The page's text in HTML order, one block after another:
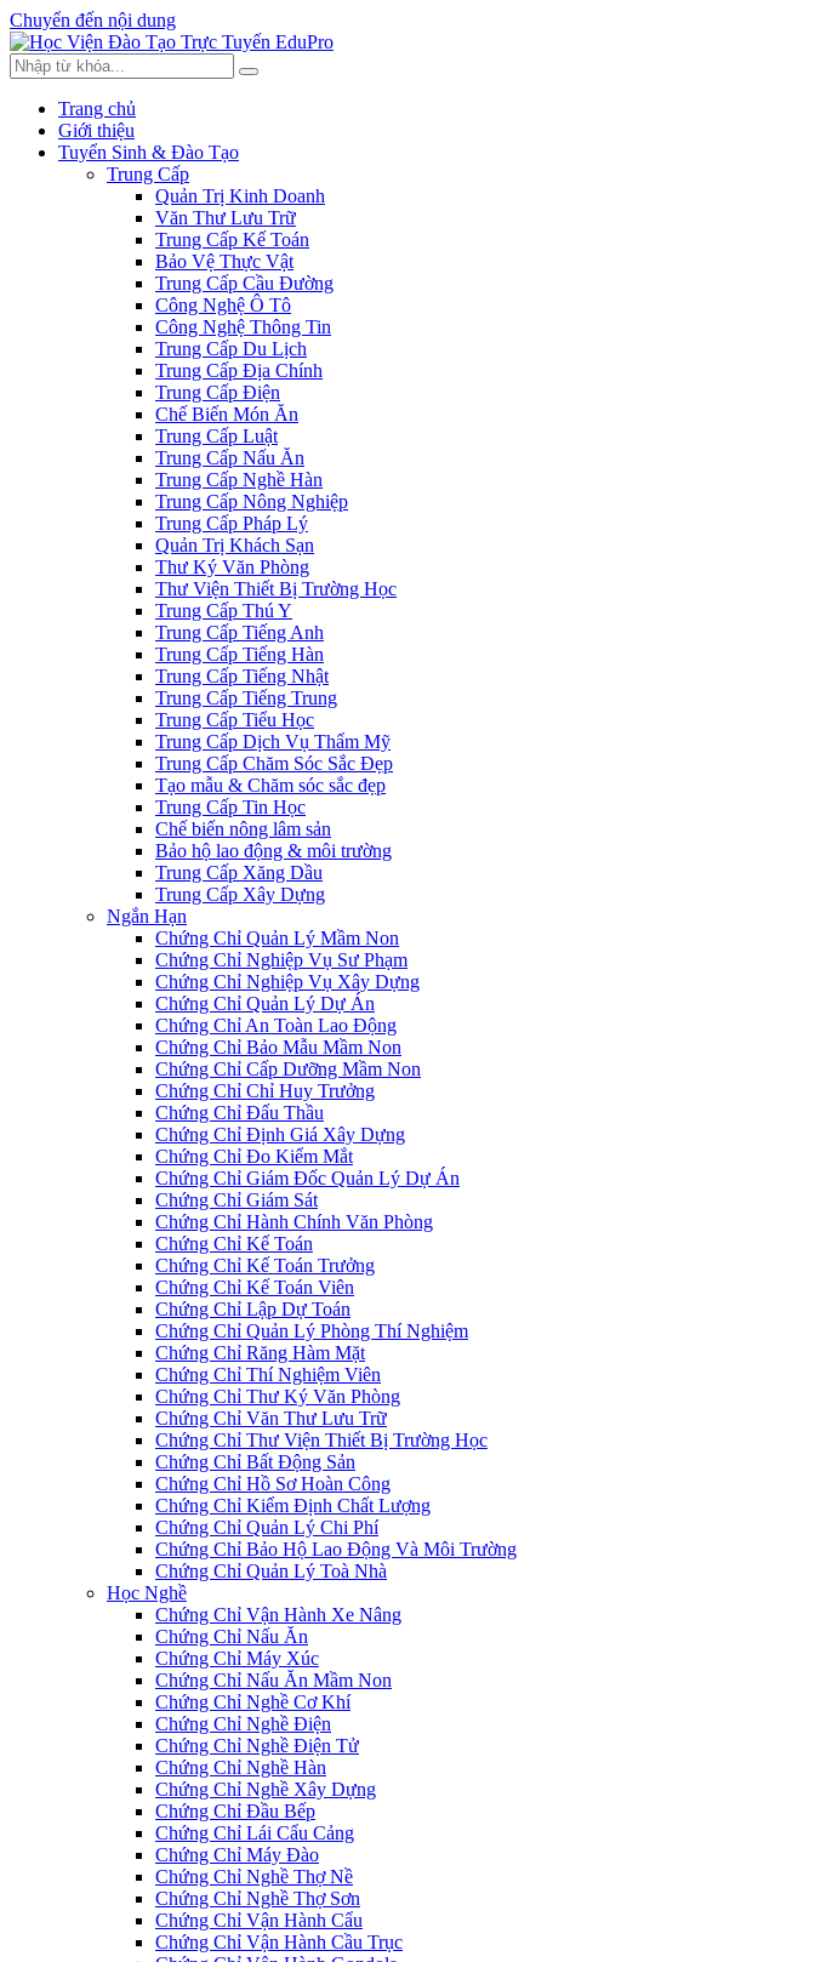
Chuyển đến nội dung
Trang chủ
Giới thiệu
Tuyển Sinh & Đào Tạo
Trung Cấp
Quản Trị Kinh Doanh
Văn Thư Lưu Trữ
Trung Cấp Kế Toán
Bảo Vệ Thực Vật
Trung Cấp Cầu Đường
Công Nghệ Ô Tô
Công Nghệ Thông Tin
Trung Cấp Du Lịch
Trung Cấp Địa Chính
Trung Cấp Điện
Chế Biến Món Ăn
Trung Cấp Luật
Trung Cấp Nấu Ăn
Trung Cấp Nghề Hàn
Trung Cấp Nông Nghiệp
Trung Cấp Pháp Lý
Quản Trị Khách Sạn
Thư Ký Văn Phòng
Thư Viện Thiết Bị Trường Học
Trung Cấp Thú Y
Trung Cấp Tiếng Anh
Trung Cấp Tiếng Hàn
Trung Cấp Tiếng Nhật
Trung Cấp Tiếng Trung
Trung Cấp Tiểu Học
Trung Cấp Dịch Vụ Thẩm Mỹ
Trung Cấp Chăm Sóc Sắc Đẹp
Tạo mẫu & Chăm sóc sắc đẹp
Trung Cấp Tin Học
Chế biến nông lâm sản
Bảo hộ lao động & môi trường
Trung Cấp Xăng Dầu
Trung Cấp Xây Dựng
Ngắn Hạn
Chứng Chỉ Quản Lý Mầm Non
Chứng Chỉ Nghiệp Vụ Sư Phạm
Chứng Chỉ Nghiệp Vụ Xây Dựng
Chứng Chỉ Quản Lý Dự Án
Chứng Chỉ An Toàn Lao Động
Chứng Chỉ Bảo Mẫu Mầm Non
Chứng Chỉ Cấp Dưỡng Mầm Non
Chứng Chỉ Chỉ Huy Trưởng
Chứng Chỉ Đấu Thầu
Chứng Chỉ Định Giá Xây Dựng
Chứng Chỉ Đo Kiểm Mắt
Chứng Chỉ Giám Đốc Quản Lý Dự Án
Chứng Chỉ Giám Sát
Chứng Chỉ Hành Chính Văn Phòng
Chứng Chỉ Kế Toán
Chứng Chỉ Kế Toán Trưởng
Chứng Chỉ Kế Toán Viên
Chứng Chỉ Lập Dự Toán
Chứng Chỉ Quản Lý Phòng Thí Nghiệm
Chứng Chỉ Răng Hàm Mặt
Chứng Chỉ Thí Nghiệm Viên
Chứng Chỉ Thư Ký Văn Phòng
Chứng Chỉ Văn Thư Lưu Trữ
Chứng Chỉ Thư Viện Thiết Bị Trường Học
Chứng Chỉ Bất Động Sản
Chứng Chỉ Hồ Sơ Hoàn Công
Chứng Chỉ Kiểm Định Chất Lượng
Chứng Chỉ Quản Lý Chi Phí
Chứng Chỉ Bảo Hộ Lao Động Và Môi Trường
Chứng Chỉ Quản Lý Toà Nhà
Học Nghề
Chứng Chỉ Vận Hành Xe Nâng
Chứng Chỉ Nấu Ăn
Chứng Chỉ Máy Xúc
Chứng Chỉ Nấu Ăn Mầm Non
Chứng Chỉ Nghề Cơ Khí
Chứng Chỉ Nghề Điện
Chứng Chỉ Nghề Điện Tử
Chứng Chỉ Nghề Hàn
Chứng Chỉ Nghề Xây Dựng
Chứng Chỉ Đầu Bếp
Chứng Chỉ Lái Cẩu Cảng
Chứng Chỉ Máy Đào
Chứng Chỉ Nghề Thợ Nề
Chứng Chỉ Nghề Thợ Sơn
Chứng Chỉ Vận Hành Cẩu
Chứng Chỉ Vận Hành Cầu Trục